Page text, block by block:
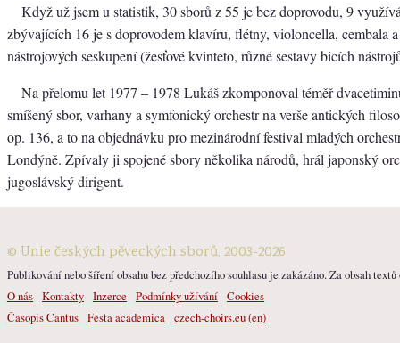
Když už jsem u statistik, 30 sborů z 55 je bez doprovodu, 9
zbývajících 16 je s doprovodem klavíru, flétny, violoncella, cembala
nástrojových seskupení (žesťové kvinteto, různé sestavy bicích
Na přelomu let 1977 – 1978 Lukáš zkomponoval téměř
smíšený sbor, varhany a symfonický orchestr na verše antických
op. 136, a to na objednávku pro mezinárodní festival mladých
Londýně. Zpívaly ji spojené sbory několika národů, hrál japonský
jugoslávský dirigent.
© Unie českých pěveckých sborů, 2003-2026
Publikování nebo šíření obsahu bez předchozího souhlasu je zakázáno. Za obsah
O nás Kontakty Inzerce Podmínky užívání Cookies
Časopis Cantus Festa academica czech-choirs.eu (en)